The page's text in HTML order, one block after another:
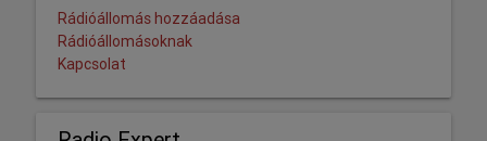
Rádióállomás hozzáadása
Rádióállomásoknak
Kapcsolat